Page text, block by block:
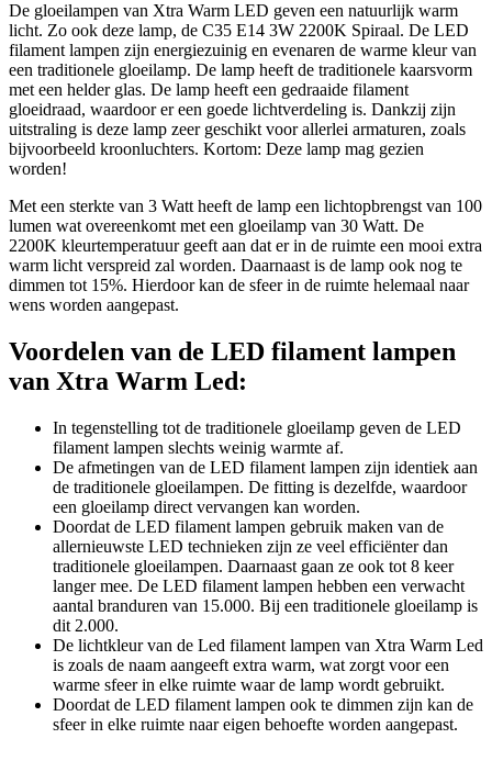
De gloeilampen van Xtra Warm LED geven een natuurlijk warm
licht. Zo ook deze lamp, de C35 E14 3W 2200K Spiraal. De LED
filament lampen zijn energiezuinig en evenaren de warme kleur van
een traditionele gloeilamp. De lamp heeft de traditionele kaarsvorm
met een helder glas. De lamp heeft een gedraaide filament
gloeidraad, waardoor er een goede lichtverdeling is. Dankzij zijn
uitstraling is deze lamp zeer geschikt voor allerlei armaturen, zoals
bijvoorbeeld kroonluchters. Kortom: Deze lamp mag gezien
worden!
Met een sterkte van 3 Watt heeft de lamp een lichtopbrengst van 100
lumen wat overeenkomt met een gloeilamp van 30 Watt. De
2200K kleurtemperatuur geeft aan dat er in de ruimte een mooi extra
warm licht verspreid zal worden. Daarnaast is de lamp ook nog te
dimmen tot 15%. Hierdoor kan de sfeer in de ruimte helemaal naar
wens worden aangepast.
Voordelen van de LED filament lampen
van Xtra Warm Led:
In tegenstelling tot de traditionele gloeilamp geven de LED
filament lampen slechts weinig warmte af.
De afmetingen van de LED filament lampen zijn identiek aan
de traditionele gloeilampen. De fitting is dezelfde, waardoor
een gloeilamp direct vervangen kan worden.
Doordat de LED filament lampen gebruik maken van de
allernieuwste LED technieken zijn ze veel efficiënter dan
traditionele gloeilampen. Daarnaast gaan ze ook tot 8 keer
langer mee. De LED filament lampen hebben een verwacht
aantal branduren van 15.000. Bij een traditionele gloeilamp is
dit 2.000.
De lichtkleur van de Led filament lampen van Xtra Warm Led
is zoals de naam aangeeft extra warm, wat zorgt voor een
warme sfeer in elke ruimte waar de lamp wordt gebruikt.
Doordat de LED filament lampen ook te dimmen zijn kan de
sfeer in elke ruimte naar eigen behoefte worden aangepast.